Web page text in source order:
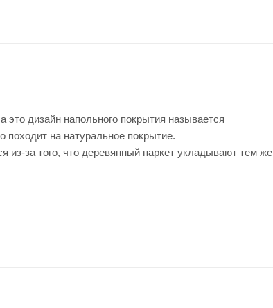
дизайн напольного покрытия называется
походит на натуральное покрытие.
из-за того, что деревянный паркет укладывают тем же